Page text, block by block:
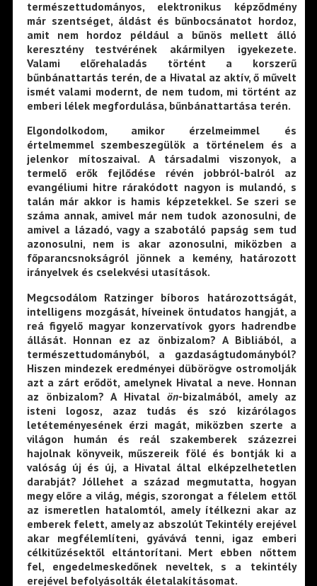
természettudományos, elektronikus képződmény
már szentséget, áldást és bűnbocsánatot hordoz,
amit nem hordoz például a bűnös mellett álló
keresztény testvérének akármilyen igyekezete.
Valami előrehaladás történt a korszerű
bűnbánattartás terén, de a Hivatal az aktív, ő művelt
ismét valami modernt, de nem tudom, mi történt az
emberi lélek megfordulása, bűnbánattartása terén.
Elgondolkodom, amikor érzelmeimmel és
értelmemmel szembeszegülök a történelem és a
jelenkor mítoszaival. A társadalmi viszonyok, a
termelő erők fejlődése révén jobbról-balról az
evangéliumi hitre rárakódott nagyon is mulandó, s
talán már akkor is hamis képzetekkel. Se szeri se
száma annak, amivel már nem tudok azonosulni, de
amivel a lázadó, vagy a szabotáló papság sem tud
azonosulni, nem is akar azonosulni, miközben a
főparancsnokságról jönnek a kemény, határozott
irányelvek és cselekvési utasítások.
Megcsodálom Ratzinger bíboros határozottságát,
intelligens mozgását, híveinek öntudatos hangját, a
reá figyelő magyar konzervatívok gyors hadrendbe
állását. Honnan ez az önbizalom? A Bibliából, a
természettudományból, a gazdaságtudományból?
Hiszen mindezek eredményei dübörögve ostromolják
azt a zárt erődöt, amelynek Hivatal a neve. Honnan
az önbizalom? A Hivatal ön-bizalmából, amely az
isteni logosz, azaz tudás és szó kizárólagos
letéteményesének érzi magát, miközben szerte a
világon humán és reál szakemberek százezrei
hajolnak könyveik, műszereik fölé és bontják ki a
valóság új és új, a Hivatal által elképzelhetetlen
darabját? Jóllehet a század megmutatta, hogyan
megy előre a világ, mégis, szorongat a félelem ettől
az ismeretlen hatalomtól, amely ítélkezni akar az
emberek felett, amely az abszolút Tekintély erejével
akar megfélemlíteni, gyávává tenni, igaz emberi
célkitűzésektől eltántorítani. Mert ebben nőttem
fel, engedelmeskedőnek neveltek, s a tekintély
erejével befolyásolták életalakításomat.